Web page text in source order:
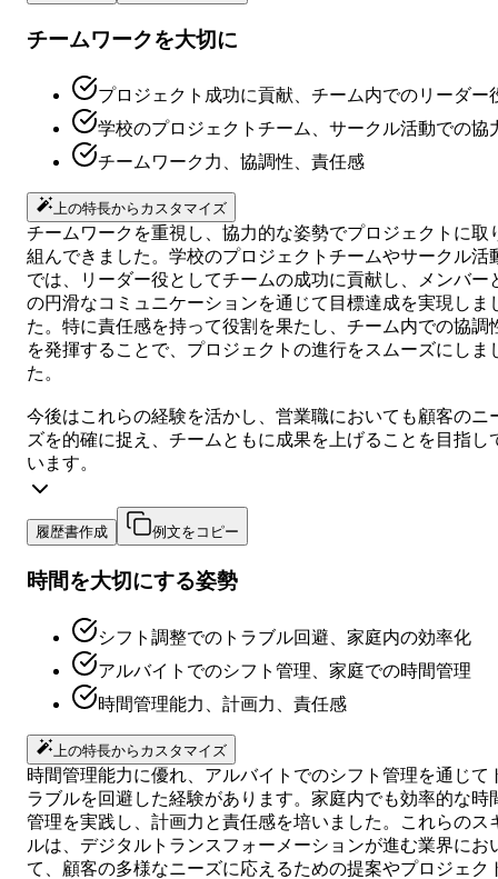
チームワークを大切に
プロジェクト成功に貢献、チーム内でのリーダー
学校のプロジェクトチーム、サークル活動での協
チームワーク力、協調性、責任感
上の特長からカスタマイズ
チームワークを重視し、協力的な姿勢でプロジェクトに取
組んできました。学校のプロジェクトチームやサークル活
では、リーダー役としてチームの成功に貢献し、メンバー
の円滑なコミュニケーションを通じて目標達成を実現しま
た。特に責任感を持って役割を果たし、チーム内での協調
を発揮することで、プロジェクトの進行をスムーズにしま
た。
今後はこれらの経験を活かし、営業職においても顧客のニ
ズを的確に捉え、チームともに成果を上げることを目指し
います。
履歴書作成 例文をコピー
時間を大切にする姿勢
シフト調整でのトラブル回避、家庭内の効率化
アルバイトでのシフト管理、家庭での時間管理
時間管理能力、計画力、責任感
上の特長からカスタマイズ
時間管理能力に優れ、アルバイトでのシフト管理を通じて
ラブルを回避した経験があります。家庭内でも効率的な時
管理を実践し、計画力と責任感を培いました。これらのス
ルは、デジタルトランスフォーメーションが進む業界にお
て、顧客の多様なニーズに応えるための提案やプロジェク